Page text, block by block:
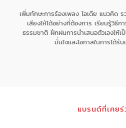
เพิ่มทักษะการร้องเพลง ไอเดีย แนวคิด
เสียงให้ได้อย่างที่ต้องการ เรียนรู้วิธี
ธรรมชาติ ฝึกฝนการนำเสนอตัวเองให้
มั่นใจและโอกาสในการได้รั
แบรนด์ที่เคย